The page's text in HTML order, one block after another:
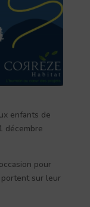
enfants de
décembre
pour
portent sur leur